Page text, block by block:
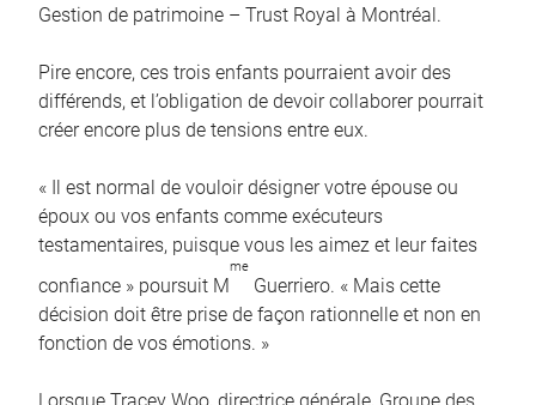
Gestion de patrimoine – Trust Royal à Montréal.
Pire encore, ces trois enfants pourraient avoir des
différends, et l’obligation de devoir collaborer pourrait
créer encore plus de tensions entre eux.
« Il est normal de vouloir désigner votre épouse ou
époux ou vos enfants comme exécuteurs
testamentaires, puisque vous les aimez et leur faites
confiance » poursuit M
me
Guerriero. « Mais cette
décision doit être prise de façon rationnelle et non en
fonction de vos émotions. »